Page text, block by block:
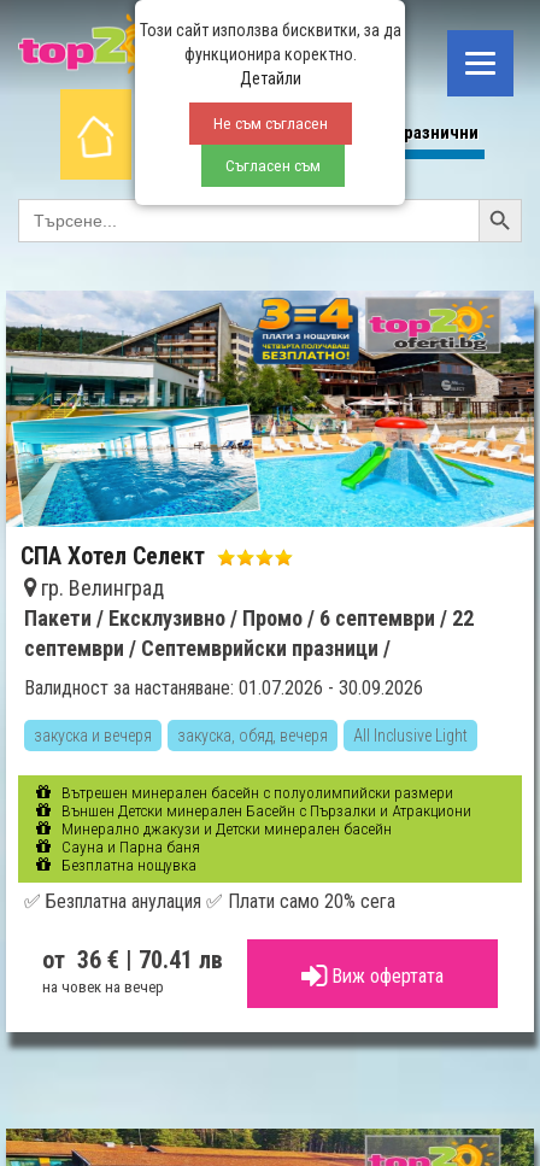
Този сайт използва бисквитки, за да
функционира коректно.
Детайли
Не съм съгласен
Съгласен съм
Начало All Inclusive Планина Празнични
SEARCH
FOR:
Search Button
СПА Хотел Селект
гр. Велинград
Пакети / Ексклузивно / Промо / 6 септември / 22
септември / Септемврийски празници /
Валидност за настаняване: 01.07.2026 - 30.09.2026
закуска и вечеря закуска, обяд, вечеря All Inclusive Light
Вътрешен минерален басейн с полуолимпийски размери
Външен Детски минерален Басейн с Пързалки и Атракциони
Минерално джакузи и Детски минерален басейн
Сауна и Парна баня
Безплатна нощувка
✅ Безплатна анулация ✅ Плати само 20% сега
от 36 € | 70.41 лв
на човек на вечер Виж офертата